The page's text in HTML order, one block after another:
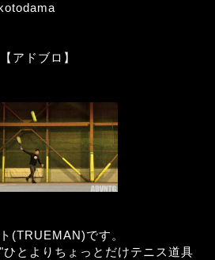
【アドブロ】
(TRUEMAN)です。
とよりちょっとだけテニス道具